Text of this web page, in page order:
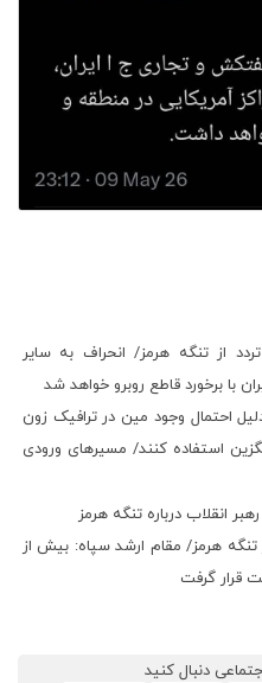
از تنگه هرمز/ انحراف به سایر
با برخورد قاطع روبرو خواهد شد
احتمال وجود مین در ترافیک زون
استفاده کنند/ مسیرهای ورودی
انقلاب درباره تنگه هرمز
تنگه هرمز/ مقام ارشد سپاه: بیش از
دنبال کنید